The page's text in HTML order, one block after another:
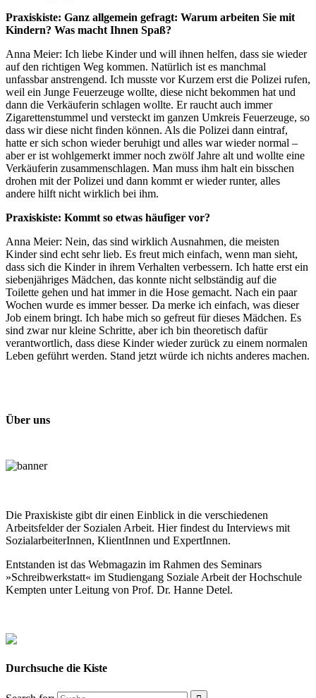
Praxiskiste: Ganz allgemein gefragt: Warum arbeiten Sie mit
Kindern? Was macht Ihnen Spaß?
Anna Meier: Ich liebe Kinder und will ihnen helfen, dass sie wieder
auf den richtigen Weg kommen. Natürlich ist es manchmal
unfassbar anstrengend. Ich musste vor Kurzem erst die Polizei rufen,
weil ein Junge Feuerzeuge wollte, diese nicht bekommen hat und
dann die Verkäuferin schlagen wollte. Er raucht auch immer
Zigarettenstummel und versteckt im ganzen Umkreis Feuerzeuge, so
dass wir diese nicht finden können. Als die Polizei dann eintraf,
hatte er sich schon wieder beruhigt und alles war wieder normal –
aber er ist wohlgemerkt immer noch zwölf Jahre alt und wollte eine
Verkäuferin zusammenschlagen. Man muss ihm halt ein bisschen
drohen mit der Polizei und dann kommt er wieder runter, alles
andere hilft nicht wirklich bei ihm.
Praxiskiste: Kommt so etwas häufiger vor?
Anna Meier: Nein, das sind wirklich Ausnahmen, die meisten
Kinder sind echt sehr lieb. Es freut mich einfach, wenn man sieht,
dass sich die Kinder in ihrem Verhalten verbessern. Ich hatte erst ein
siebenjähriges Mädchen, das konnte nicht selbständig auf die
Toilette gehen und hat immer in die Hose gemacht. Nach ein paar
Wochen wurde es immer besser. Da merke ich einfach, was dieser
Job einem bringt. Ich habe mich so gefreut für dieses Mädchen. Es
sind zwar nur kleine Schritte, aber ich bin theoretisch dafür
verantwortlich, dass diese Kinder wieder zurück zu einem normalen
Leben geführt werden. Stand jetzt würde ich nichts anderes machen.
Über uns
Die Praxiskiste gibt dir einen Einblick in die verschiedenen
Arbeitsfelder der Sozialen Arbeit. Hier findest du Interviews mit
SozialarbeiterInnen, KlientInnen und ExpertInnen.
Entstanden ist das Webmagazin im Rahmen des Seminars
»Schreibwerkstatt« im Studiengang Soziale Arbeit der Hochschule
Kempten unter Leitung von Prof. Dr. Hanne Detel.
Durchsuche die Kiste